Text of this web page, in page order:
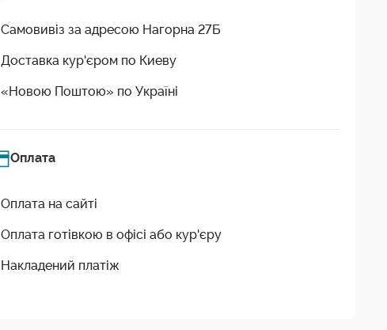
Самовивіз за адресою Нагорна 27Б
Доставка кур'єром по Киеву
«Новою Поштою» по Україні
Оплата
Оплата на сайті
Оплата готівкою в офісі або кур'єру
Накладений платіж